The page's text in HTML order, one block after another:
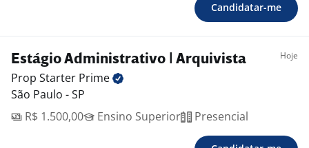
Candidatar-me
Estágio Administrativo | Arquivista Hoje
Prop Starter Prime
São Paulo - SP
R$ 1.500,00
Ensino Superior Presencial